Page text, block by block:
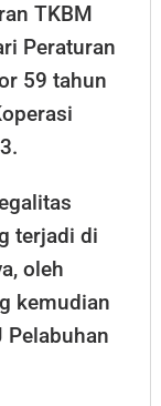
TKBM
Peraturan
59 tahun
terjadi di
oleh
kemudian
Pelabuhan